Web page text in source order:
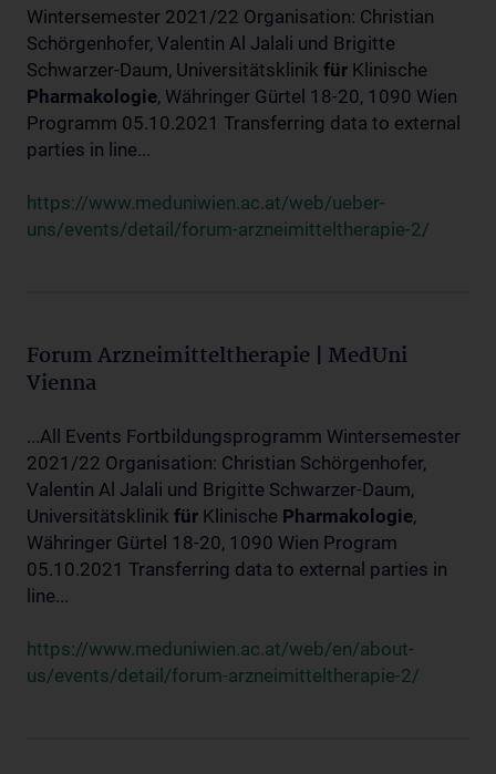
Wintersemester 2021/22 Organisation: Christian
Schörgenhofer, Valentin Al Jalali und Brigitte
Schwarzer-Daum, Universitätsklinik für Klinische
Pharmakologie, Währinger Gürtel 18-20, 1090 Wien
Programm 05.10.2021 Transferring data to external
parties in line...
https://www.meduniwien.ac.at/web/ueber-
uns/events/detail/forum-arzneimitteltherapie-2/
Forum Arzneimitteltherapie | MedUni
Vienna
...All Events Fortbildungsprogramm Wintersemester
2021/22 Organisation: Christian Schörgenhofer,
Valentin Al Jalali und Brigitte Schwarzer-Daum,
Universitätsklinik für Klinische Pharmakologie,
Währinger Gürtel 18-20, 1090 Wien Program
05.10.2021 Transferring data to external parties in
line...
https://www.meduniwien.ac.at/web/en/about-
us/events/detail/forum-arzneimitteltherapie-2/